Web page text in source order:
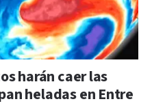
harán caer las
heladas en Entre